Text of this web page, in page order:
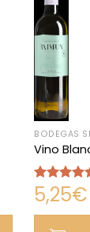
BODEGAS
Vino
Valorado
con4.67
de 5
5,25€